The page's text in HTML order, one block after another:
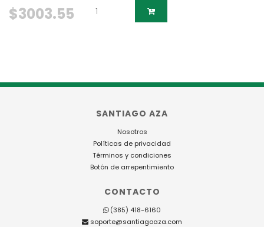
$3003.55
SANTIAGO AZA
Nosotros
Políticas de privacidad
Términos y condiciones
Botón de arrepentimiento
CONTACTO
(385) 418-6160
soporte@santiagoaza.com